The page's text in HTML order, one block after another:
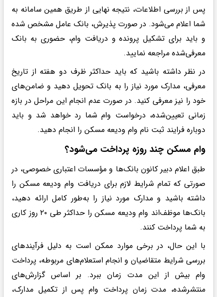
پس از بررسی اطلاعات، نتیجه نهایی از طریق همین سامانه به
شما اعلام می‌شود. در صورت پذیرش، بانک عامل مشخص شده
و باید برای تشکیل پرونده و دریافت وام، حضوری به بانک
معرفی‌شده مراجعه نمایید.
در نظر داشته باشید که باید حداکثر ظرف دو هفته از تاریخ
معرفی، مدارک مورد نیاز را به بانک تحویل دهید و ضامن‌های
خود را نیز معرفی کنید. در صورت عدم انجام این مراحل در بازه
زمانی تعیین‌شده، درخواست وام شما رد خواهد شد و باید
دوباره فرایند ثبت نام وام ودیعه مسکن را انجام دهید.
وام مسکن چند روزه پرداخت می‌شود؟
طبق اعلام دبیر کانون بانک‌ها و مؤسسات اعتباری خصوصی، در
صورتی که تمام شرایط لازم برای دریافت وام ودیعه مسکن را
داشته باشید و مدارک مورد نیاز را به‌طور کامل ارائه دهید،
بانک‌ها موظف‌اند وام ودیعه مسکن را حداکثر طی ۲۰ روز کاری
به شما پرداخت کنند.
با این حال، در برخی موارد ممکن است به دلیل فرآیندهای
بررسی شرایط متقاضیان و انجام استعلام‌های مربوطه، پرداخت
وام بیش از این مدت زمان ببرد. بر اساس گزارش‌های
منتشرشده، مدت زمان پرداخت وام پس از تکمیل مدارک،